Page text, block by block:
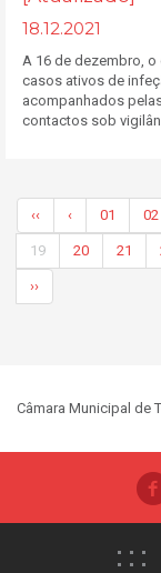
18.12.2021
A 16 de dezembro,
casos ativos de
acompanhados
contactos sob
‹‹ ‹ 01 02
19 20 21
››
Câmara Municipal de